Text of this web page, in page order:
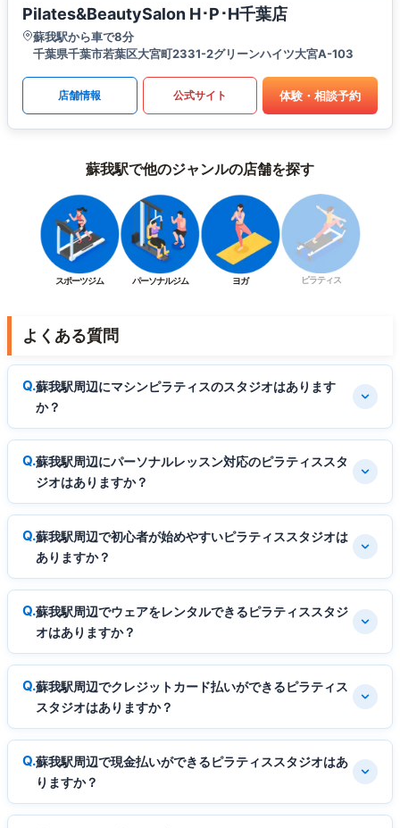
Pilates&BeautySalon H･P･H千葉店
蘇我駅から車で8分
千葉県千葉市若葉区大宮町2331-2グリーンハイツ大宮A-103
店舗情報 公式サイト 体験・相談予約
蘇我駅で他のジャンルの店舗を探す
スポーツジム パーソナルジム ヨガ ピラティス
よくある質問
蘇我駅周辺にマシンピラティスのスタジオはあります
か？
蘇我駅周辺にパーソナルレッスン対応のピラティススタ
ジオはありますか？
蘇我駅周辺で初心者が始めやすいピラティススタジオは
ありますか？
蘇我駅周辺でウェアをレンタルできるピラティススタジ
オはありますか？
蘇我駅周辺でクレジットカード払いができるピラティス
スタジオはありますか？
蘇我駅周辺で現金払いができるピラティススタジオはあ
りますか？